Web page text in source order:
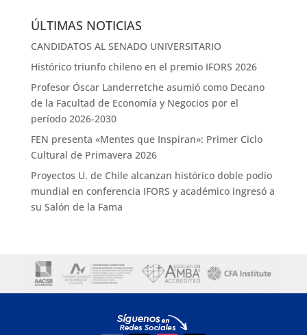
ÚLTIMAS NOTICIAS
CANDIDATOS AL SENADO UNIVERSITARIO
Histórico triunfo chileno en el premio IFORS 2026
Profesor Óscar Landerretche asumió como Decano
de la Facultad de Economía y Negocios por el
período 2026-2030
FEN presenta «Mentes que Inspiran»: Primer Ciclo
Cultural de Primavera 2026
Proyectos U. de Chile alcanzan histórico doble podio
mundial en conferencia IFORS y académico ingresó a
su Salón de la Fama